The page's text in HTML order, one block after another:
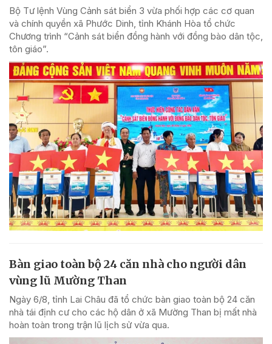
Bộ Tư lệnh Vùng Cảnh sát biển 3 vừa phối hợp các cơ quan
và chính quyền xã Phước Dinh, tỉnh Khánh Hòa tổ chức
Chương trình “Cảnh sát biển đồng hành với đồng bào dân tộc,
tôn giáo”.
Bàn giao toàn bộ 24 căn nhà cho người dân
vùng lũ Mường Than
Ngày 6/8, tỉnh Lai Châu đã tổ chức bàn giao toàn bộ 24 căn
nhà tái định cư cho các hộ dân ở xã Mường Than bị mất nhà
hoàn toàn trong trận lũ lịch sử vừa qua.